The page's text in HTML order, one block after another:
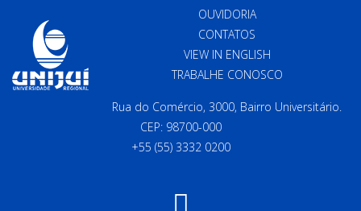
OUVIDORIA
CONTATOS
VIEW IN ENGLISH
TRABALHE CONOSCO
Rua do Comércio, 3000, Bairro Universitário.
CEP: 98700-000
+55 (55) 3332 0200